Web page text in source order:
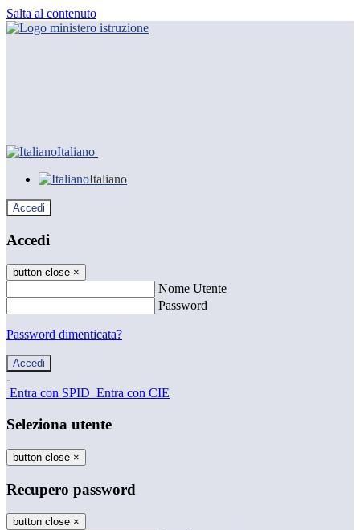
Salta al contenuto
Italiano
Italiano
Accedi
Accedi
button close ×
Nome Utente
Password
Password dimenticata?
-
Entra con SPID Entra con CIE
Seleziona utente
button close ×
Recupero password
button close ×